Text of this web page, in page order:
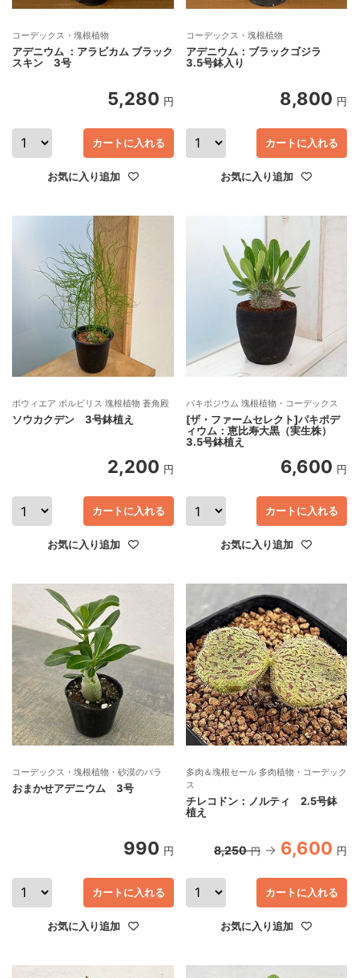
コーデックス・塊根植物
アデニウム ：アラビカム ブラック
スキン 3号
5,280 円
カートに入れる
お気に入り追加
コーデックス・塊根植物
アデニウム：ブラックゴジラ
3.5号鉢入り
8,800 円
カートに入れる
お気に入り追加
ボウィエア ボルビリス 塊根植物 蒼角殿
ソウカクデン 3号鉢植え
2,200 円
カートに入れる
お気に入り追加
パキポジウム 塊根植物・コーデックス
[ザ・ファームセレクト]パキポデ
ィウム：恵比寿大黒（実生株）
3.5号鉢植え
6,600 円
カートに入れる
お気に入り追加
コーデックス・塊根植物・砂漠のバラ
おまかせアデニウム 3号
990 円
カートに入れる
お気に入り追加
多肉＆塊根セール 多肉植物・コーデック
ス
チレコドン：ノルティ 2.5号鉢
植え
8,250 円 6,600 円
カートに入れる
お気に入り追加